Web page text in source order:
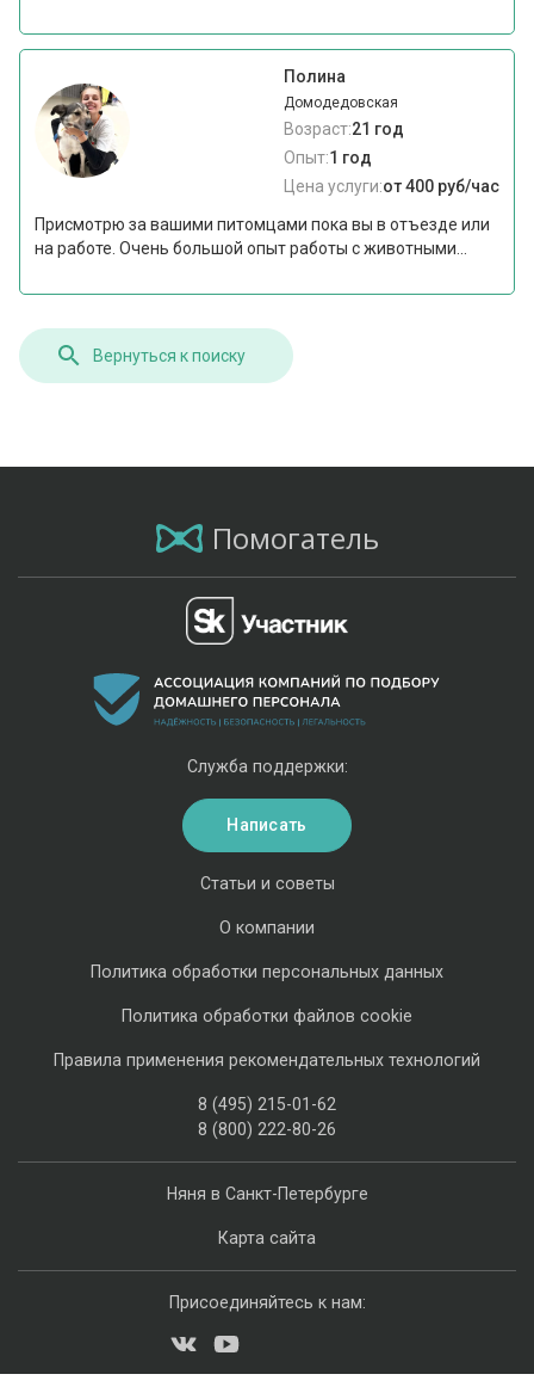
Полина
Домодедовская
Возраст:21 год
Опыт:1 год
Цена услуги:от 400 руб/час
Присмотрю за вашими питомцами пока вы в отъезде или
на работе. Очень большой опыт работы с животными...
Вернуться к поиску
Помогатель
Няня в Санкт-Петербурге
Карта сайта
Статьи и советы
О компании
Политика обработки персональных данных
Политика обработки файлов cookie
Правила применения рекомендательных технологий
8 (495) 215-01-62
8 (800) 222-80-26
Служба поддержки:
Написать
Присоединяйтесь к нам: